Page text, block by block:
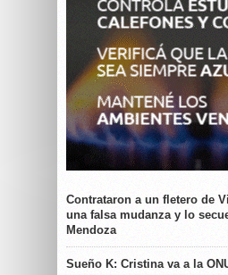
Contrataron a un fletero de
una falsa mudanza y lo
Mendoza
Sueño K: Cristina va a la